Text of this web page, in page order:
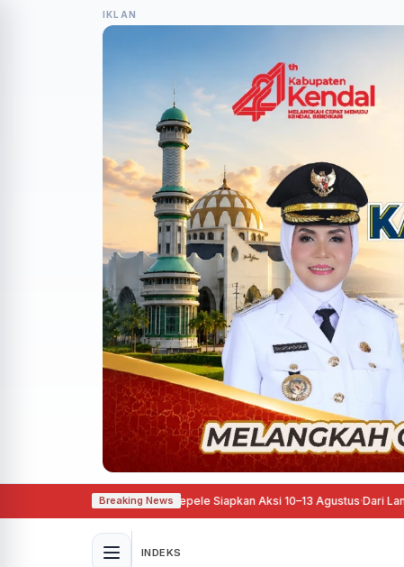
IKLAN
Breaking News
Perjuangan, Pati Ora Sepele Siapkan Aksi 10–13 Agustus·Dari Langkah
INDEKS